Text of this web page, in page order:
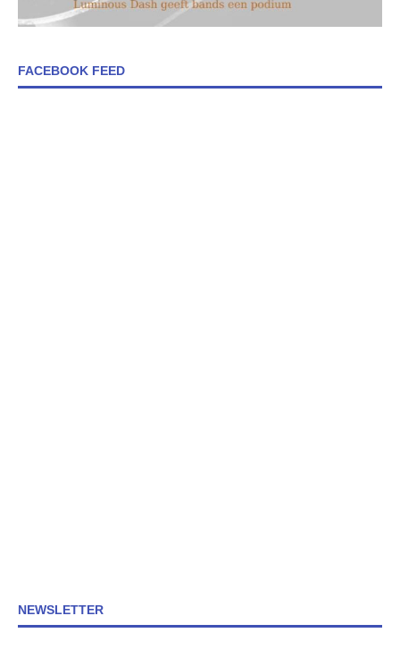
FACEBOOK FEED
NEWSLETTER